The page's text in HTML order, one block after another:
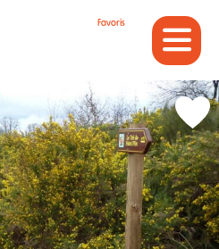
Favoris